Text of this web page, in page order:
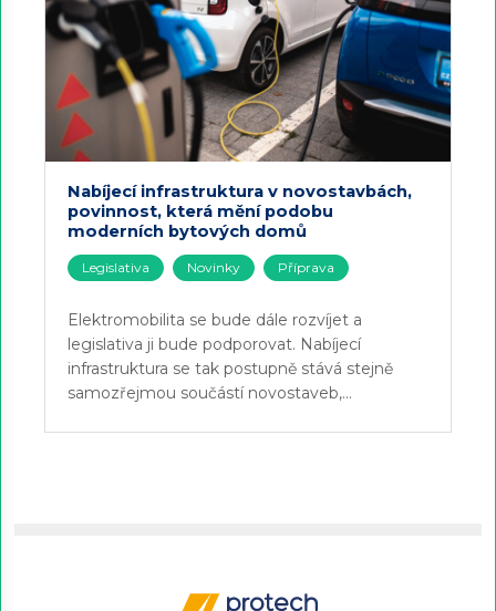
Nabíjecí infrastruktura v novostavbách,
povinnost, která mění podobu
moderních bytových domů
Legislativa Novinky Příprava
Elektromobilita se bude dále rozvíjet a
legislativa ji bude podporovat. Nabíjecí
infrastruktura se tak postupně stává stejně
samozřejmou součástí novostaveb,…